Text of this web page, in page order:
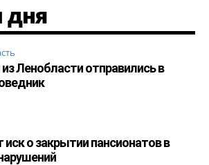
дня
Ленобласти отправились в
о закрытии пансионатов в